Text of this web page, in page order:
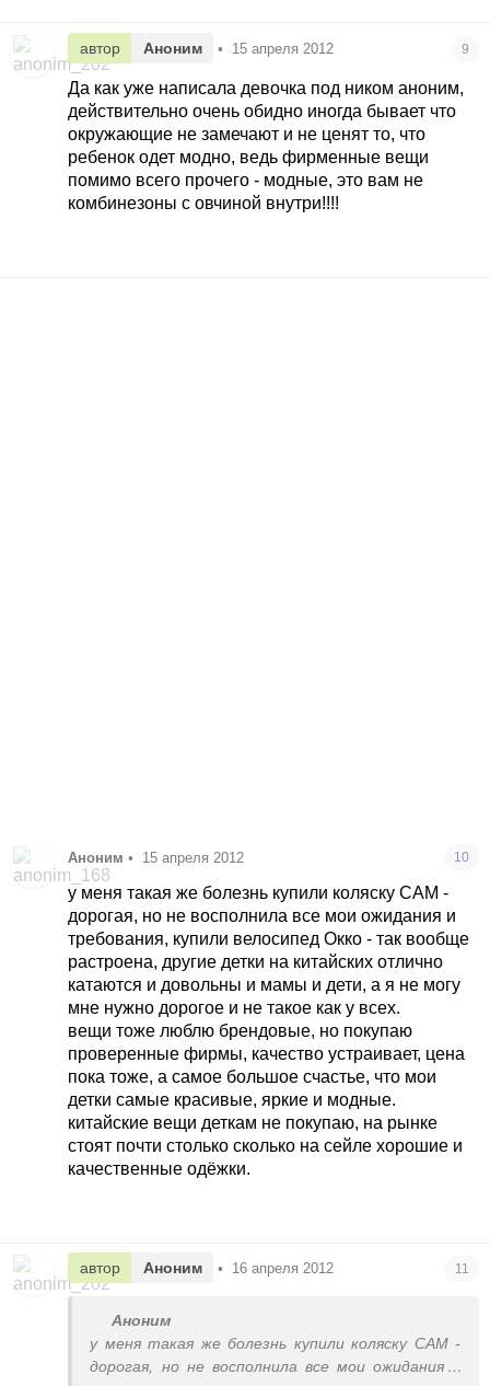
автор Аноним • 15 апреля 2012 9
Да как уже написала девочка под ником аноним,
действительно очень обидно иногда бывает что
окружающие не замечают и не ценят то, что
ребенок одет модно, ведь фирменные вещи
помимо всего прочего - модные, это вам не
комбинезоны с овчиной внутри!!!!
Аноним • 15 апреля 2012 10
у меня такая же болезнь купили коляску САМ -
дорогая, но не восполнила все мои ожидания и
требования, купили велосипед Окко - так вообще
растроена, другие детки на китайских отлично
катаются и довольны и мамы и дети, а я не могу
мне нужно дорогое и не такое как у всех.
вещи тоже люблю брендовые, но покупаю
проверенные фирмы, качество устраивает, цена
пока тоже, а самое большое счастье, что мои
детки самые красивые, яркие и модные.
китайские вещи деткам не покупаю, на рынке
стоят почти столько сколько на сейле хорошие и
качественные одёжки.
автор Аноним • 16 апреля 2012 11
Аноним
у меня такая же болезнь купили коляску САМ -
дорогая, но не восполнила все мои ожидания и